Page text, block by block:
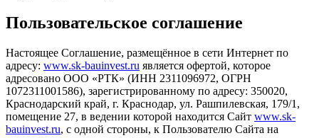
Пользовательское соглашение
Настоящее Соглашение, размещённое в сети Интернет по
адресу: www.sk-bauinvest.ru является офертой, которое
адресовано ООО «РТК» (ИНН 2311096972, ОГРН
1072311001586), зарегистрированному по адресу: 350020,
Краснодарский край, г. Краснодар, ул. Рашпилевская, 179/1,
помещение 27, в ведении которой находится Сайт www.sk-
bauinvest.ru, с одной стороны, к Пользователю Сайта на